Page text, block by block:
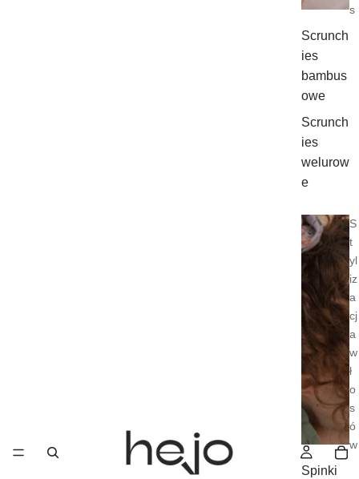
s
Scrunch
ies
bambus
owe
Scrunch
ies
welurow
e
S
t
yl
iz
a
cj
a
w
ł
o
s
ó
w
Spinki